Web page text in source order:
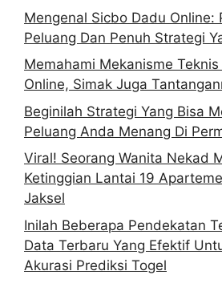
Mengenal Sicbo Dadu Online:
Peluang Dan Penuh Strategi
Memahami Mekanisme
Online, Simak Juga
Beginilah Strategi Yang Bisa
Peluang Anda Menang Di
Viral! Seorang Wanita Nekad
Ketinggian Lantai 19
Jaksel
Inilah Beberapa Pendekatan
Data Terbaru Yang Efektif
Akurasi Prediksi Togel